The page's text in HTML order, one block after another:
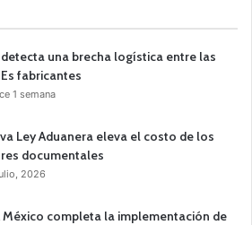
detecta una brecha logística entre las
fabricantes
1 semana
Ley Aduanera eleva el costo de los
documentales
2026
México completa la implementación de